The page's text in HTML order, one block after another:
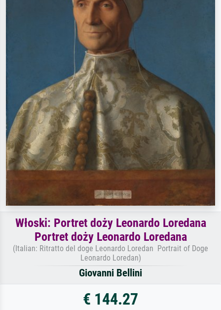
Włoski: Portret doży Leonardo Loredana
Portret doży Leonardo Loredana
(Italian: Ritratto del doge Leonardo Loredan Portrait of Doge
Leonardo Loredan)
Giovanni Bellini
€ 144.27